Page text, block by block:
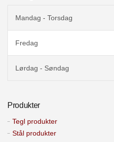
Mandag - Torsdag
Fredag
Lørdag - Søndag
Produkter
Tegl produkter
Stål produkter